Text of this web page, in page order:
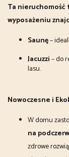
Ta nieruchomość
wyposażeniu
Saunę–
Jacuzzi– do
lasu.
Nowoczesne i
W domu
na
zdrowe